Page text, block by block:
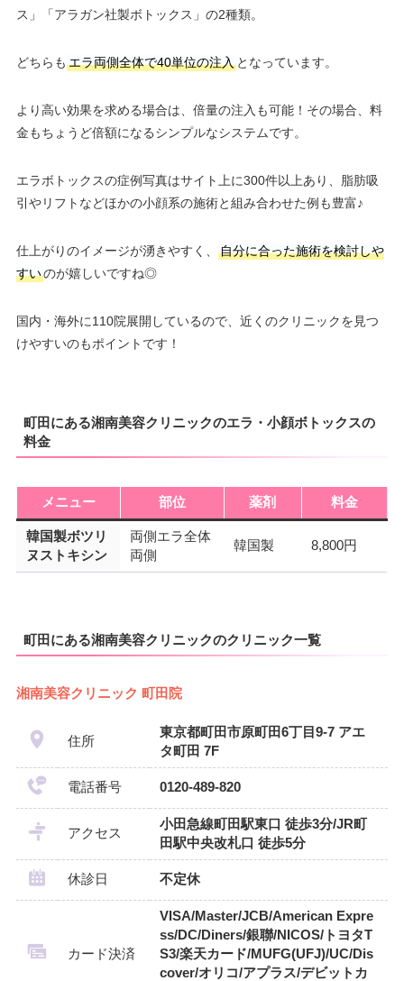
ス」「アラガン社製ボトックス」の2種類。
どちらも エラ両側全体で40単位の注入となっています。
より高い効果を求める場合は、倍量の注入も可能！その場合、料
金もちょうど倍額になるシンプルなシステムです。
エラボトックスの症例写真はサイト上に300件以上あり、脂肪吸
引やリフトなどほかの小顔系の施術と組み合わせた例も豊富♪
仕上がりのイメージが湧きやすく、
自分に合った施術を検討しや
すいのが嬉しいですね◎
国内・海外に110院展開しているので、近くのクリニックを見つ
けやすいのもポイントです！
町田にある湘南美容クリニックのエラ・小顔ボトックスの
料金
メニュー 部位 薬剤 料金
韓国製ボツリ
ヌストキシン
両側エラ全体
両側
韓国製 8,800円
町田にある湘南美容クリニックのクリニック一覧
湘南美容クリニック 町田院
住所
東京都町田市原町田6丁目9-7 アエ
タ町田 7F
電話番号 0120-489-820
アクセス
小田急線町田駅東口 徒歩3分/JR町
田駅中央改札口 徒歩5分
休診日 不定休
カード決済
VISA/Master/JCB/American Expre
ss/DC/Diners/銀聯/NICOS/トヨタT
S3/楽天カード/MUFG(UFJ)/UC/Dis
cover/オリコ/アプラス/デビットカ